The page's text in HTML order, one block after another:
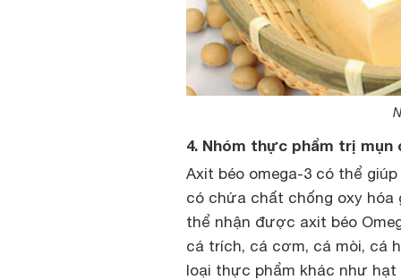
4. Nhóm thực phẩm trị mụn
Axit béo omega-3 có thể
có chứa chất chống oxy hóa
thể nhận được axit béo
cá trích, cá cơm, cá mòi, cá
loại thực phẩm khác như hạt